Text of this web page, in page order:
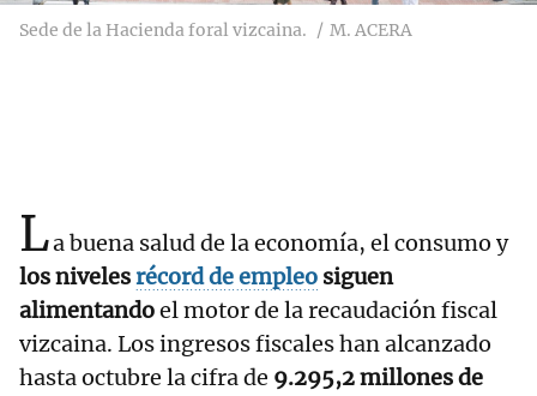
Sede de la Hacienda foral vizcaina. M. ACERA
La buena salud de la economía, el consumo y
los nivelesrécord de empleo siguen
alimentandoel motor de la recaudación fiscal
vizcaina. Los ingresos fiscales han alcanzado
hasta octubre la cifra de 9.295,2 millones de